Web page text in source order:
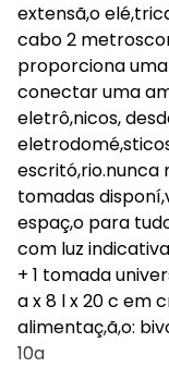
extensã,o
cabo 2
proporciona
conectar uma
eletrô,nicos,
escritó,rio.nunca
tomadas
espaç,o para
com luz
+ 1 tomada
a x 8 l x 20 c em
alimentaç,ã,o:
10a